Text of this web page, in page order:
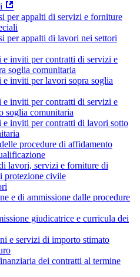
per appalti di servizi e forniture
per appalti di lavori nei settori
e inviti per contratti di servizi e
soglia comunitaria
inviti per lavori sopra soglia
e inviti per contratti di servizi e
soglia comunitaria
e inviti per contratti di lavori sotto
procedure di affidamento
lavori, servizi e forniture di
protezione civile
e di ammissione dalle procedure
giudicatrice e curricula dei
e servizi di importo stimato
dei contratti al termine